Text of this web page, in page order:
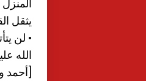
يثقل
• لن
الله